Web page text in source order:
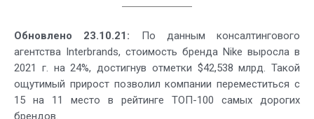
Обновлено 23.10.21: По данным консалтингового
агентства Interbrands, стоимость бренда Nike выросла в
2021 г. на 24%, достигнув отметки $42,538 млрд. Такой
ощутимый прирост позволил компании переместиться с
15 на 11 место в рейтинге ТОП-100 самых дорогих
брендов.